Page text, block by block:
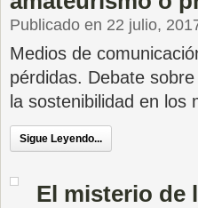
Publicado en 22 julio,
Medios de
pérdidas. Debate
la sostenibilidad en
Sigue Leyendo...
El misterio de